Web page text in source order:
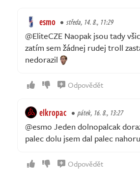
esmo středa, 14. 8., 11:29
@EliteCZE Naopak jsou tady
zatím sem žádnej rudej troll
nedorazil
Odpovědět
elkropac pátek, 16. 8., 13:27
@esmo Jeden dolnopalcak
palec dolu jsem dal palec
Odpovědět